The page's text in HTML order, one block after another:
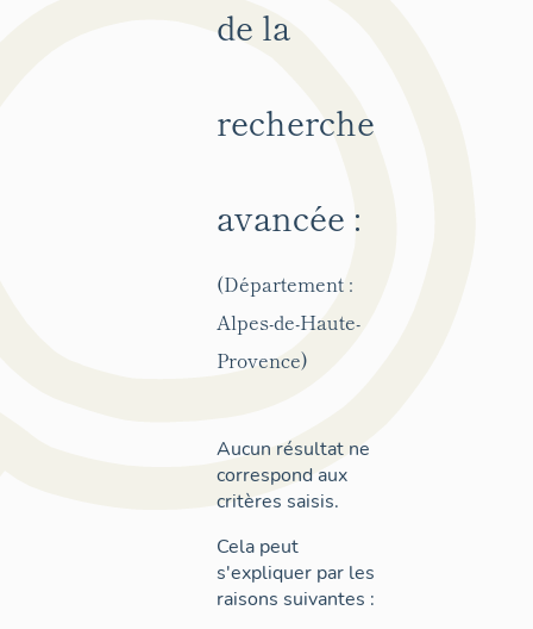
de la
recherche
avancée :
(Département :
Alpes-de-Haute-
Provence)
Aucun résultat ne
correspond aux
critères saisis.
Cela peut
s'expliquer par les
raisons suivantes :